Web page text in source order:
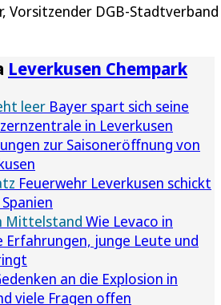
Vorsitzender DGB-Stadtverband
Leverkusen Chempark
leer Bayer spart sich seine
in Leverkusen
zur Saisoneröffnung von
Feuerwehr Leverkusen schickt
Mittelstand Wie Levaco in
Erfahrungen, junge Leute und
an die Explosion in
viele Fragen offen